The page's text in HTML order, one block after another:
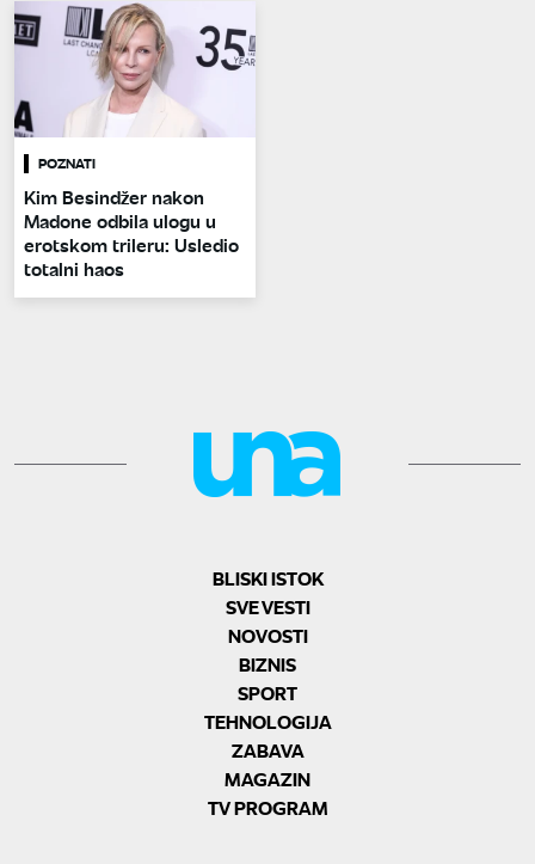
POZNATI
Kim Besindžer nakon
Madone odbila ulogu u
erotskom trileru: Usledio
totalni haos
BLISKI ISTOK
SVE VESTI
NOVOSTI
BIZNIS
SPORT
TEHNOLOGIJA
ZABAVA
MAGAZIN
TV PROGRAM